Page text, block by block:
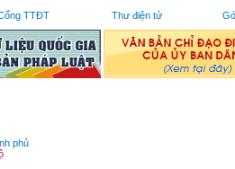
TTĐT Thư điện tử
phủ